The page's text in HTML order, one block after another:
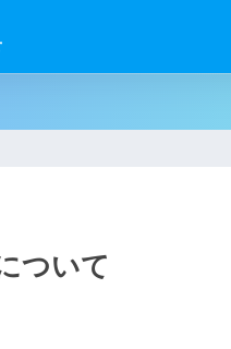
ついて